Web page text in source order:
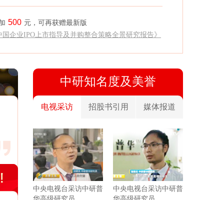
500 元，可再获赠最新版
国企业IPO上市指导及并购整合策略全景研究报告》
中研知名度及美誉
电视采访 招股书引用 媒体报道
中央电视台采访中研普
中央电视台采访中研普